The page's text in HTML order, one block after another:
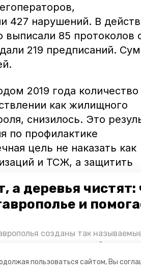
пользоваться сайтом, Вы
а деревья
и
созданы так
негативное воздействие
края, узнала
427 нарушений. В
85 протоколов
219 предписаний.
2019 года количество
как жилищного
снизилось. Это
по профилактике
цель не наказать как
и ТСЖ, а защитить
жилья теперь будут